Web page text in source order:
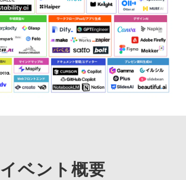
イベント概要